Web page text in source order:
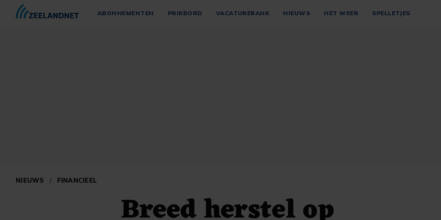
ABONNEMENTEN PRIKBORD VACATUREBANK NIEUWS HET WEER SPELLETJES
NIEUWS / FINANCIEEL